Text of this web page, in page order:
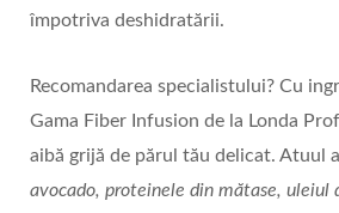
împotriva deshidratării.
Recomandarea specialistului? Cu
Gama Fiber Infusion de la Londa
aibă grijă de părul tău delicat. Atuul
avocado, proteinele din mătase, uleiul